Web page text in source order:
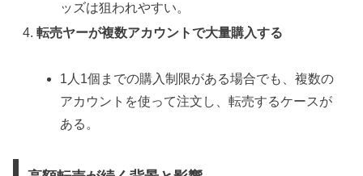
ッズは狙われやすい。
転売ヤーが複数アカウントで大量購入する
1人1個までの購入制限がある場合でも、複数の
アカウントを使って注文し、転売するケースが
ある。